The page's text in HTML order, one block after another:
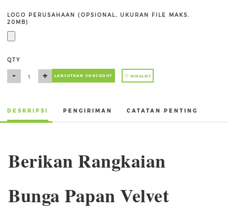
LOGO PERUSAHAAN (OPSIONAL, UKURAN FILE MAKS.
20MB)
QTY
- + LANJUTKAN CHECKOUT WISHLIST
DESKRIPSI PENGIRIMAN CATATAN PENTING
Berikan Rangkaian
Bunga Papan Velvet